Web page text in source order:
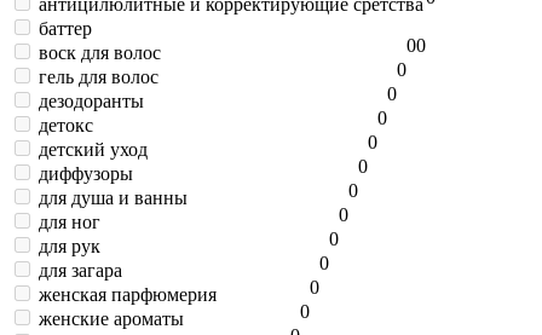
антицилюлитные и корректирующие сретства
0
баттер
0
воск для волос
0
гель для волос
0
дезодоранты
0
детокс
0
детский уход
0
диффузоры
0
для душа и ванны
0
для ног
0
для рук
0
для загара
0
женская парфюмерия
0
женские ароматы